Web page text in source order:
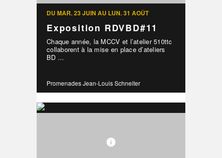
DU MAR. 23 JUIN AU LUN. 31 AOÛT
Exposition RDVBD#11
Chaque année, la MCCV et l’atelier 510ttc
collaborent à la mise en place d’ateliers
BD ...
Promenades Jean-Louis Schneiter